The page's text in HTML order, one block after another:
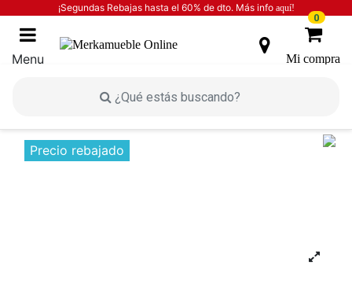
¡Segundas Rebajas hasta el 60% de dto. Más info aquí!
Menu
0
Mi compra
DORMITORIOS
Cabeceros
Cabecero duelas color artisan-blanco
Precio rebajado